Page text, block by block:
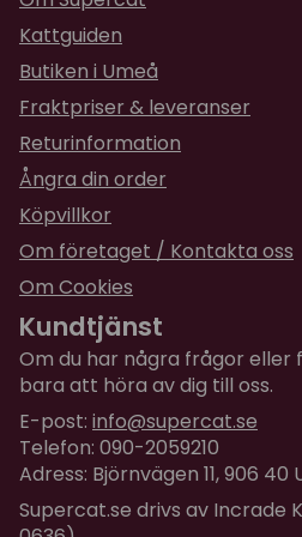
Kattguiden
Butiken i Umeå
Fraktpriser & leveranser
Returinformation
Ångra din order
Köpvillkor
Om företaget / Kontakta oss
Om Cookies
Kundtjänst
Om du har några frågor eller
bara att höra av dig till oss.
E-post: info@supercat.se
Telefon: 090-2059210
Adress: Björnvägen 11, 906 40
Supercat.se drivs av Incrade